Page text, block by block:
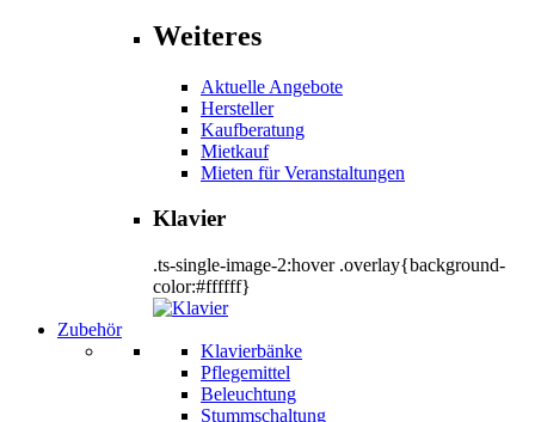
Weiteres
Aktuelle Angebote
Hersteller
Kaufberatung
Mietkauf
Mieten für Veranstaltungen
Klavier
.ts-single-image-2:hover .overlay{background-
color:#ffffff}
Zubehör
Klavierbänke
Pflegemittel
Beleuchtung
Stummschaltung